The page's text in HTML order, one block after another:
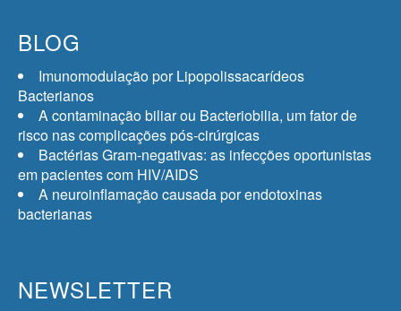
BLOG
Imunomodulação por Lipopolissacarídeos
Bacterianos
A contaminação biliar ou Bacteriobilia, um fator de
risco nas complicações pós-cirúrgicas
Bactérias Gram-negativas: as infecções oportunistas
em pacientes com HIV/AIDS
A neuroinflamação causada por endotoxinas
bacterianas
NEWSLETTER